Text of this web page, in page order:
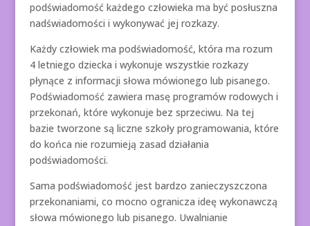
podświadomość każdego człowieka ma być posłuszna
nadświadomości i wykonywać jej rozkazy.
Każdy człowiek ma podświadomość, która ma rozum
4 letniego dziecka i wykonuje wszystkie rozkazy
płynące z informacji słowa mówionego lub pisanego.
Podświadomość zawiera masę programów rodowych i
przekonań, które wykonuje bez sprzeciwu. Na tej
bazie tworzone są liczne szkoły programowania, które
do końca nie rozumieją zasad działania
podświadomości.
Sama podświadomość jest bardzo zanieczyszczona
przekonaniami, co mocno ogranicza ideę wykonawczą
słowa mówionego lub pisanego. Uwalnianie